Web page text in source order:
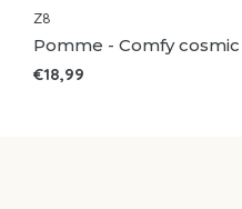
Z8
Pomme - Comfy cosmic
€18,99